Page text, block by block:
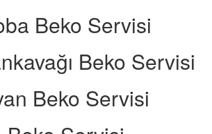
Beko Servisi
Beko Servisi
Beko Servisi